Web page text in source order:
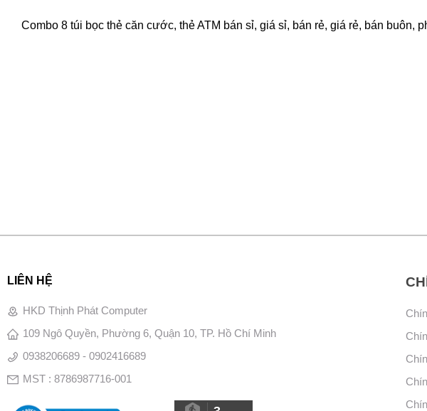
Combo 8 túi bọc thẻ căn cước, thẻ ATM bán sỉ, giá sỉ, bán rẻ, giá rẻ, bán buôn,
LIÊN HỆ
HKD Thịnh Phát Computer
109 Ngô Quyền, Phường 6, Quận 10, TP. Hồ Chí Minh
0938206689 - 0902416689
MST : 8786987716-001